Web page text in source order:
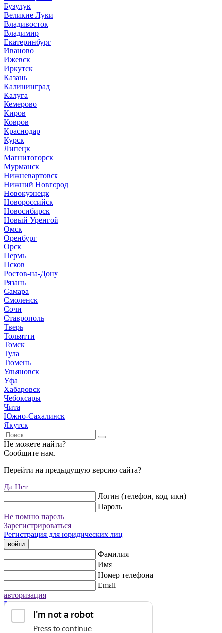
Бузулук
Великие Луки
Владивосток
Владимир
Екатеринбург
Иваново
Ижевск
Иркутск
Казань
Калининград
Калуга
Кемерово
Киров
Ковров
Краснодар
Курск
Липецк
Магнитогорск
Мурманск
Нижневартовск
Нижний Новгород
Новокузнецк
Новороссийск
Новосибирск
Новый Уренгой
Омск
Оренбург
Орск
Пермь
Псков
Ростов-на-Дону
Рязань
Самара
Смоленск
Сочи
Ставрополь
Тверь
Тольятти
Томск
Тула
Тюмень
Ульяновск
Уфа
Хабаровск
Чебоксары
Чита
Южно-Сахалинск
Якутск
Не можете найти?
Сообщите нам.
Перейти на предыдущую версию сайта?
Да Нет
Логин (телефон, код, икн)
Пароль
Не помню пароль
Зарегистрироваться
Регистрация для юридических лиц
войти
Фамилия
Имя
Номер телефона
Email
авторизация
Регистрация для юридических лиц